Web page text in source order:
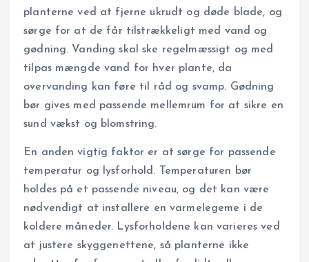
planterne ved at fjerne ukrudt og døde blade, og
sørge for at de får tilstrækkeligt med vand og
gødning. Vanding skal ske regelmæssigt og med
tilpas mængde vand for hver plante, da
overvanding kan føre til råd og svamp. Gødning
bør gives med passende mellemrum for at sikre en
sund vækst og blomstring.
En anden vigtig faktor er at sørge for passende
temperatur og lysforhold. Temperaturen bør
holdes på et passende niveau, og det kan være
nødvendigt at installere en varmelegeme i de
koldere måneder. Lysforholdene kan varieres ved
at justere skyggenettene, så planterne ikke